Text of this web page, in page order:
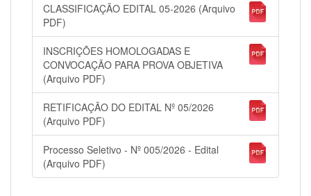
CLASSIFICAÇÃO EDITAL 05-2026 (Arquivo
PDF)
INSCRIÇÕES HOMOLOGADAS E
CONVOCAÇÃO PARA PROVA OBJETIVA
(Arquivo PDF)
RETIFICAÇÃO DO EDITAL Nº 05/2026
(Arquivo PDF)
Processo Seletivo - Nº 005/2026 - Edital
(Arquivo PDF)